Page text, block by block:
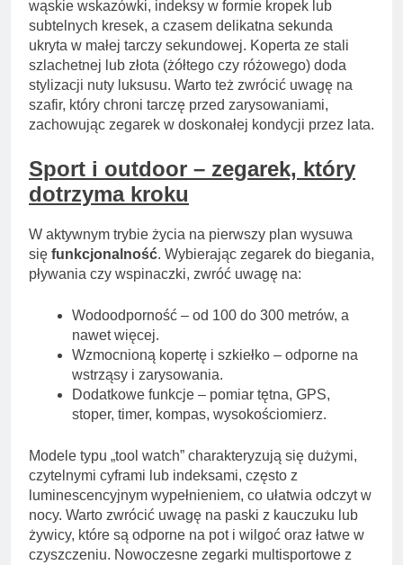
wąskie wskazówki, indeksy w formie kropek lub
subtelnych kresek, a czasem delikatna sekunda
ukryta w małej tarczy sekundowej. Koperta ze stali
szlachetnej lub złota (żółtego czy różowego) doda
stylizacji nuty luksusu. Warto też zwrócić uwagę na
szafir, który chroni tarczę przed zarysowaniami,
zachowując zegarek w doskonałej kondycji przez lata.
Sport i outdoor – zegarek, który
dotrzyma kroku
W aktywnym trybie życia na pierwszy plan wysuwa
się funkcjonalność. Wybierając zegarek do biegania,
pływania czy wspinaczki, zwróć uwagę na:
Wodoodporność – od 100 do 300 metrów, a
nawet więcej.
Wzmocnioną kopertę i szkiełko – odporne na
wstrząsy i zarysowania.
Dodatkowe funkcje – pomiar tętna, GPS,
stoper, timer, kompas, wysokościomierz.
Modele typu „tool watch” charakteryzują się dużymi,
czytelnymi cyframi lub indeksami, często z
luminescencyjnym wypełnieniem, co ułatwia odczyt w
nocy. Warto zwrócić uwagę na paski z kauczuku lub
żywicy, które są odporne na pot i wilgoć oraz łatwe w
czyszczeniu. Nowoczesne zegarki multisportowe z